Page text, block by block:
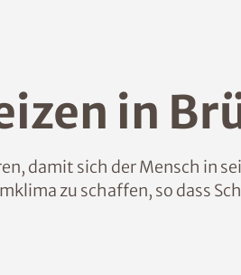
in
damit sich der Mensch in
zu schaffen, so dass